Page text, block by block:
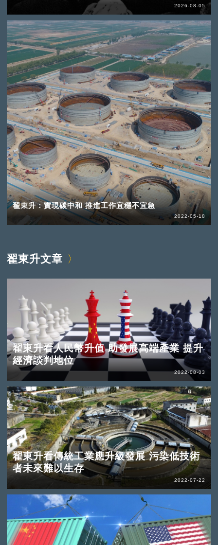
2026-08-05
翟東升：實現碳中和 推進工作宜穩不宜急
2022-05-18
翟東升文章
翟東升看人民幣升值 助發展高端產業 提升
經濟談判地位
2022-08-03
翟東升看傳統工業應升級發展 污染低技術
者未來難以生存
2022-07-22